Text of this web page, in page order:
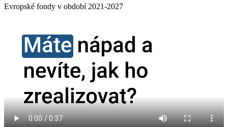
Evropské fondy v období 2021-2027